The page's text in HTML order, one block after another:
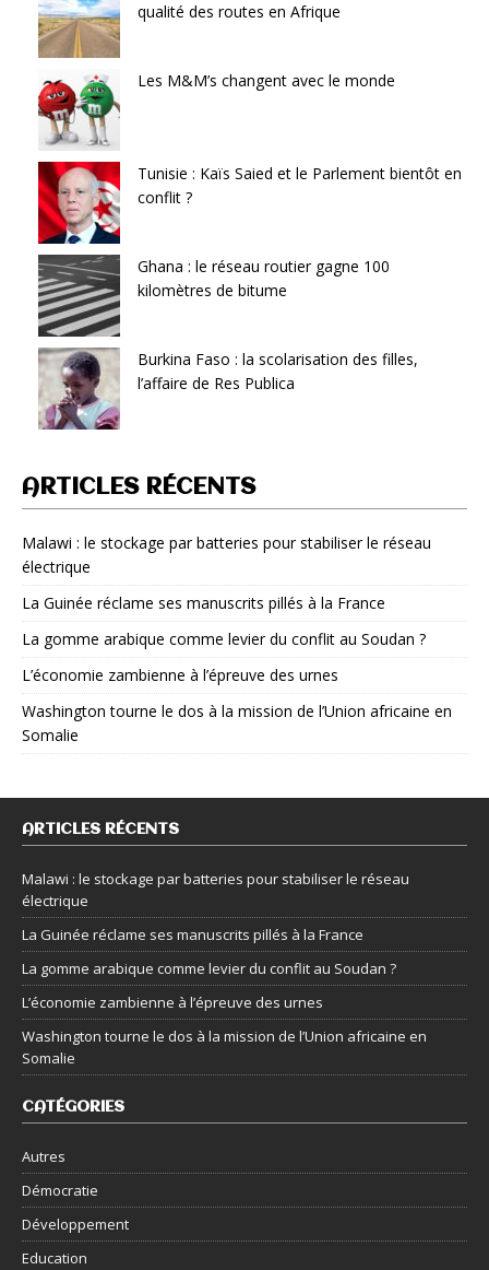
qualité des routes en Afrique
Les M&M’s changent avec le monde
Tunisie : Kaïs Saied et le Parlement bientôt en
conflit ?
Ghana : le réseau routier gagne 100
kilomètres de bitume
Burkina Faso : la scolarisation des filles,
l’affaire de Res Publica
ARTICLES RÉCENTS
Malawi : le stockage par batteries pour stabiliser le réseau
électrique
La Guinée réclame ses manuscrits pillés à la France
La gomme arabique comme levier du conflit au Soudan ?
L’économie zambienne à l’épreuve des urnes
Washington tourne le dos à la mission de l’Union africaine en
Somalie
ARTICLES RÉCENTS
Malawi : le stockage par batteries pour stabiliser le réseau
électrique
La Guinée réclame ses manuscrits pillés à la France
La gomme arabique comme levier du conflit au Soudan ?
L’économie zambienne à l’épreuve des urnes
Washington tourne le dos à la mission de l’Union africaine en
Somalie
CATÉGORIES
Autres
Démocratie
Développement
Education